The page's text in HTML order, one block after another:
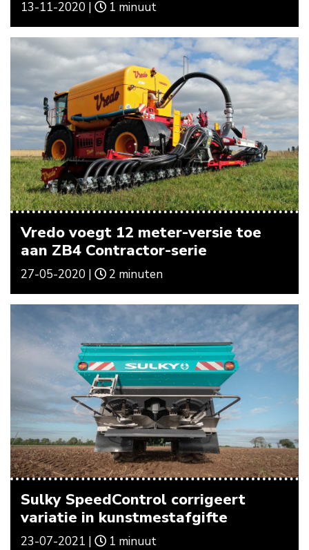
13-11-2020 | 1 minuut
Vredo voegt 12 meter-versie toe
aan ZB4 Contractor-serie
27-05-2020 | 2 minuten
Sulky SpeedControl corrigeert
variatie in kunstmestafgifte
23-07-2021 | 1 minuut